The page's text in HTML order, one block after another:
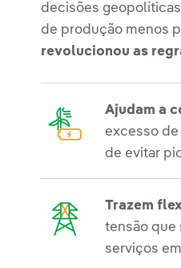
decisões
de produção menos
revolucionou as
Ajudam a
excesso
de evitar
Trazem
tensão que
serviços